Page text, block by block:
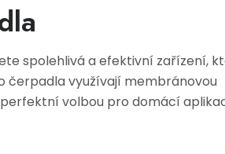
spolehlivá a efektivní zařízení,
čerpadla využívají membránovou
volbou pro domácí